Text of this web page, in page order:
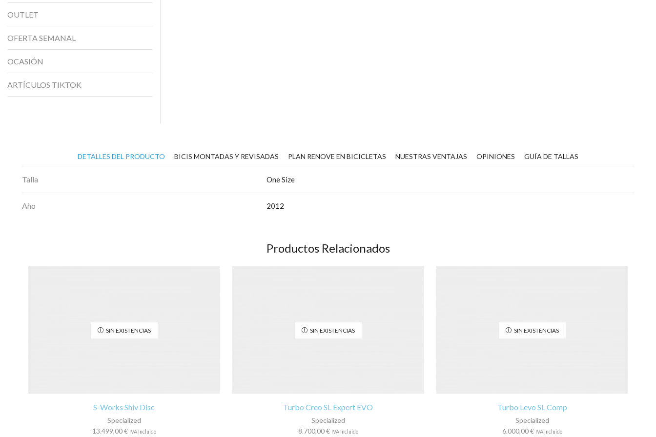
OUTLET
OFERTA SEMANAL
OCASIÓN
ARTÍCULOS TIKTOK
DETALLES DEL PRODUCTO BICIS MONTADAS Y REVISADAS PLAN RENOVE EN BICICLETAS NUESTRAS VENTAJAS OPINIONES GUÍA DE TALLAS
Talla One Size
Año 2012
Productos Relacionados
SIN EXISTENCIAS
S-Works Shiv Disc
Specialized
13.499,00€ IVA Incluido
SIN EXISTENCIAS
Turbo Creo SL Expert EVO
Specialized
8.700,00€ IVA Incluido
SIN EXISTENCIAS
Turbo Levo SL Comp
Specialized
6.000,00€ IVA Incluido